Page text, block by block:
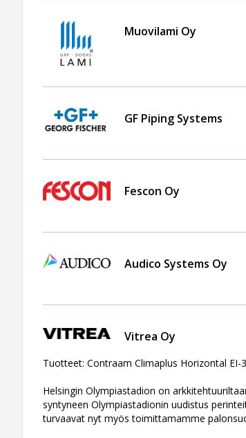
Muovilami Oy
GF Piping Systems
Fescon Oy
Audico Systems Oy
Vitrea Oy
Tuotteet: Contraflam Climaplus Horizontal
Helsingin Olympiastadion on
syntyneen Olympiastadionin uudistus
turvaavat nyt myös toimittamamme